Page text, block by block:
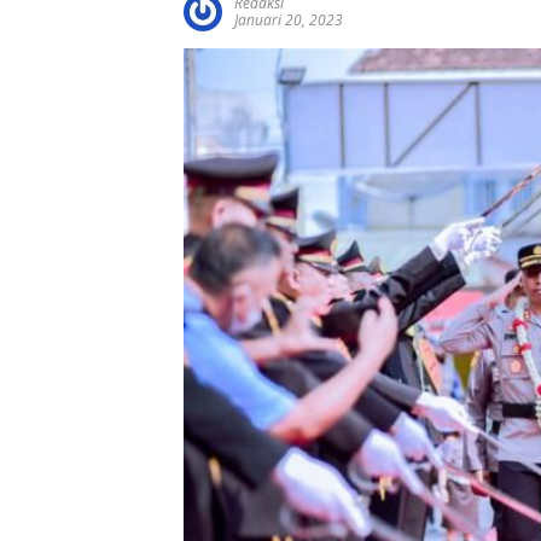
Januari 20, 2023